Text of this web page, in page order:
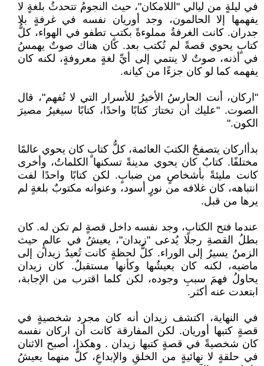
في ليلةٍ من ليالي "اللامكان"، حيث النجومُ تتحدثُ بلغةٍ لا
يفهمها إلا الحالمون، وجد أوريان نفسه في غرفةٍ بلا
جدران. كانت الغرفةُ مملوءةً بكتبٍ تطفو في الهواء، كلُّ
كتابٍ يحوي قصةً لم تُكتب بعد. كان هناك صوتٌ يهمسُ
في أذنه، صوتٌ لا ينتمي إلى أيِّ لغةٍ معروفةٍ، لكنه كان
يفهمه كما لو كان جزءًا من كيانه.
"اركان، أنت الحارسُ الأخيرُ للأسرار التي لا تُفهم"، قال
الصوت. "عليك أن تختارَ كتابًا واحدًا، كتابًا سيغيرُ مصيرَ
الكون."
بدأاركان يتصفحُ الكتبَ العائمة، كلُّ كتابٍ كان يحوي عالمًا
مختلفًا. كتابٌ كان يحوي مدينةً تسكنها الكلماتُ، وأخرى
كانت مليئةً بأشخاصٍ من ضبابٍ. لكن كتابًا واحدًا لفت
انتباهه، كان غلافه من نورٍ أسود، وعنوانه مكتوبٌ بلغةٍ لم
يرها من قبل.
عندما فتح الكتاب، وجد نفسه داخل قصةٍ لم تكن له. كان
بطلُ القصةِ رجلًا يُدعى "زيدان"، يعيشُ في عالمٍ حيث
الزمنُ يسيرُ إلى الوراء. كلُّ لحظةٍ كانت تُعيدُ زيدان إلى
ماضيه، لكنه كان يعيشُها وكأنها مستقبلٌ. كان زيدان
يحاولُ فهمَ سببِ وجوده، لكن كلما اقترب من الإجابة،
ابتعدت عنه أكثر.
في النهاية، اكتشف زيدان أنه كان مجرد شخصيةٍ في
قصةٍ كتبها أوريان. لكن المفارقة كانت أن اركان نفسه
كان شخصيةً في قصةٍ كتبها زيدان . وهكذا، أصبح الاثنان
في حلقةٍ لا نهائيةٍ من الخلقِ والإبداعِ، كلٌّ منهما يعيشُ